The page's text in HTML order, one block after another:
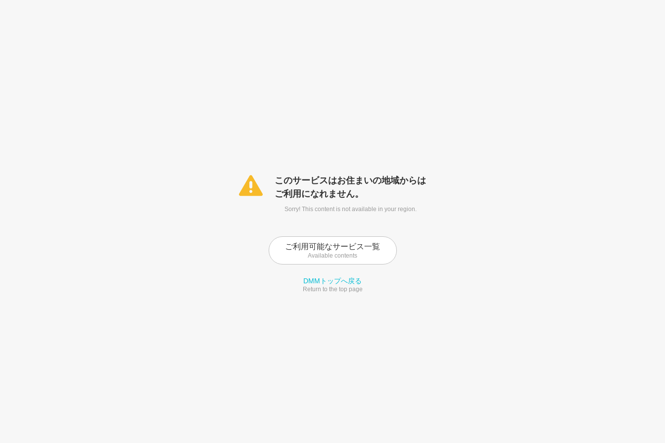
このサービスはお住まいの地域からは
ご利用になれません。
Sorry! This content is not available in your region.
ご利用可能なサービス一覧
Available contents
DMMトップへ戻る
Return to the top page